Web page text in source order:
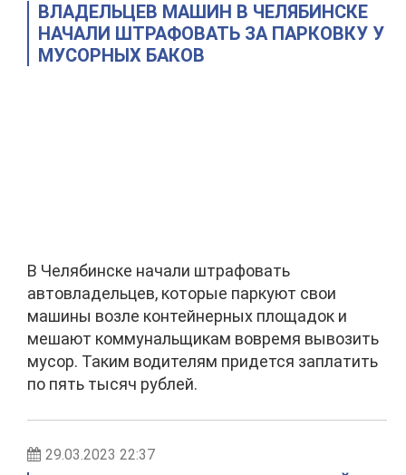
ВЛАДЕЛЬЦЕВ МАШИН В ЧЕЛЯБИНСКЕ
НАЧАЛИ ШТРАФОВАТЬ ЗА ПАРКОВКУ У
МУСОРНЫХ БАКОВ
В Челябинске начали штрафовать
автовладельцев, которые паркуют свои
машины возле контейнерных площадок и
мешают коммунальщикам вовремя вывозить
мусор. Таким водителям придется заплатить
по пять тысяч рублей.
29.03.2023 22:37